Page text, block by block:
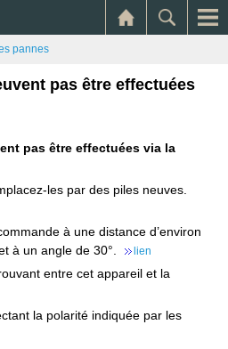
pannes
pas être effectuées
pas être effectuées via la
les par des piles neuves.
à une distance d’environ
à un angle de 30°.
lien
entre cet appareil et la
la polarité indiquée par les